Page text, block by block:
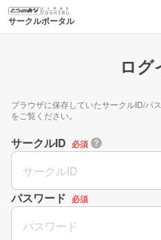
サークルポータル
ログ
ブラウザに保存していたサークルID/パ
をご覧ください。
サークルID 必須
パスワード 必須